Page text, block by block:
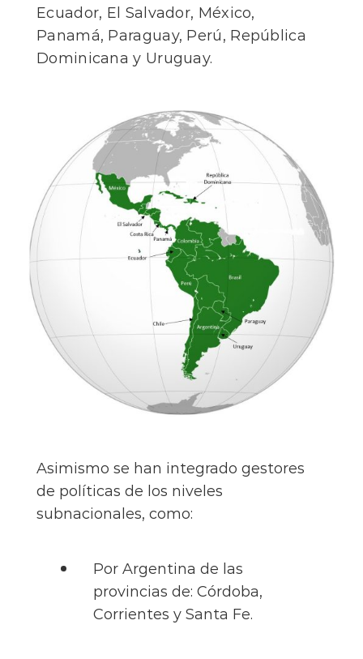
Ecuador, El Salvador, México,
Panamá, Paraguay, Perú, República
Dominicana y Uruguay.
Asimismo se han integrado gestores
de políticas de los niveles
subnacionales, como:
Por Argentina de las
provincias de: Córdoba,
Corrientes y Santa Fe.